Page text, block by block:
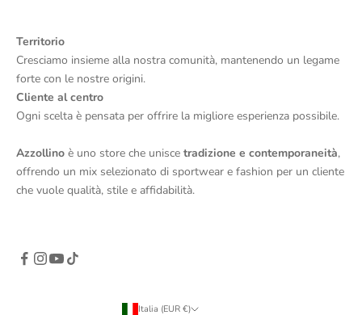
Territorio
Cresciamo insieme alla nostra comunità, mantenendo un legame
forte con le nostre origini.
Cliente al centro
Ogni scelta è pensata per offrire la migliore esperienza possibile.
Azzollino è uno store che unisce tradizione e contemporaneità,
offrendo un mix selezionato di sportwear e fashion per un cliente
che vuole qualità, stile e affidabilità.
Italia (EUR €)